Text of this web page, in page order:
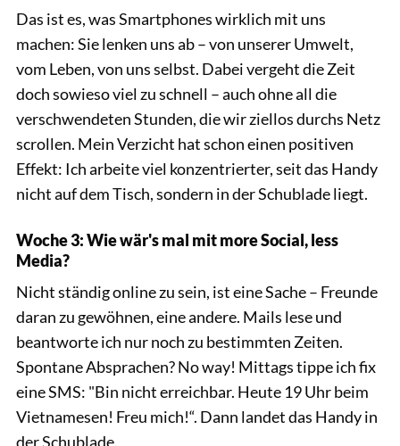
Das ist es, was Smartphones wirklich mit uns
machen: Sie lenken uns ab – von unserer Umwelt,
vom Leben, von uns selbst. Dabei vergeht die Zeit
doch sowieso viel zu schnell – auch ohne all die
verschwendeten Stunden, die wir ziellos durchs Netz
scrollen. Mein Verzicht hat schon einen positiven
Effekt: Ich arbeite viel konzentrierter, seit das Handy
nicht auf dem Tisch, sondern in der Schublade liegt.
Woche 3: Wie wär's mal mit more Social, less
Media?
Nicht ständig online zu sein, ist eine Sache – Freunde
daran zu gewöhnen, eine andere. Mails lese und
beantworte ich nur noch zu bestimmten Zeiten.
Spontane Absprachen? No way! Mittags tippe ich fix
eine SMS: "Bin nicht erreichbar. Heute 19 Uhr beim
Vietnamesen! Freu mich!“. Dann landet das Handy in
der Schublade.